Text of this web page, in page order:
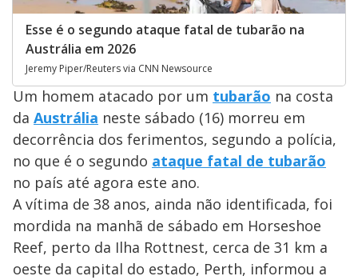
Esse é o segundo ataque fatal de tubarão na
Austrália em 2026
Jeremy Piper/Reuters via CNN Newsource
Um homem atacado por um tubarão na costa
da Austrália neste sábado (16) morreu em
decorrência dos ferimentos, segundo a polícia,
no que é o segundo ataque fatal de tubarão
no país até agora este ano.
A vítima de 38 anos, ainda não identificada, foi
mordida na manhã de sábado em Horseshoe
Reef, perto da Ilha Rottnest, cerca de 31 km a
oeste da capital do estado, Perth, informou a